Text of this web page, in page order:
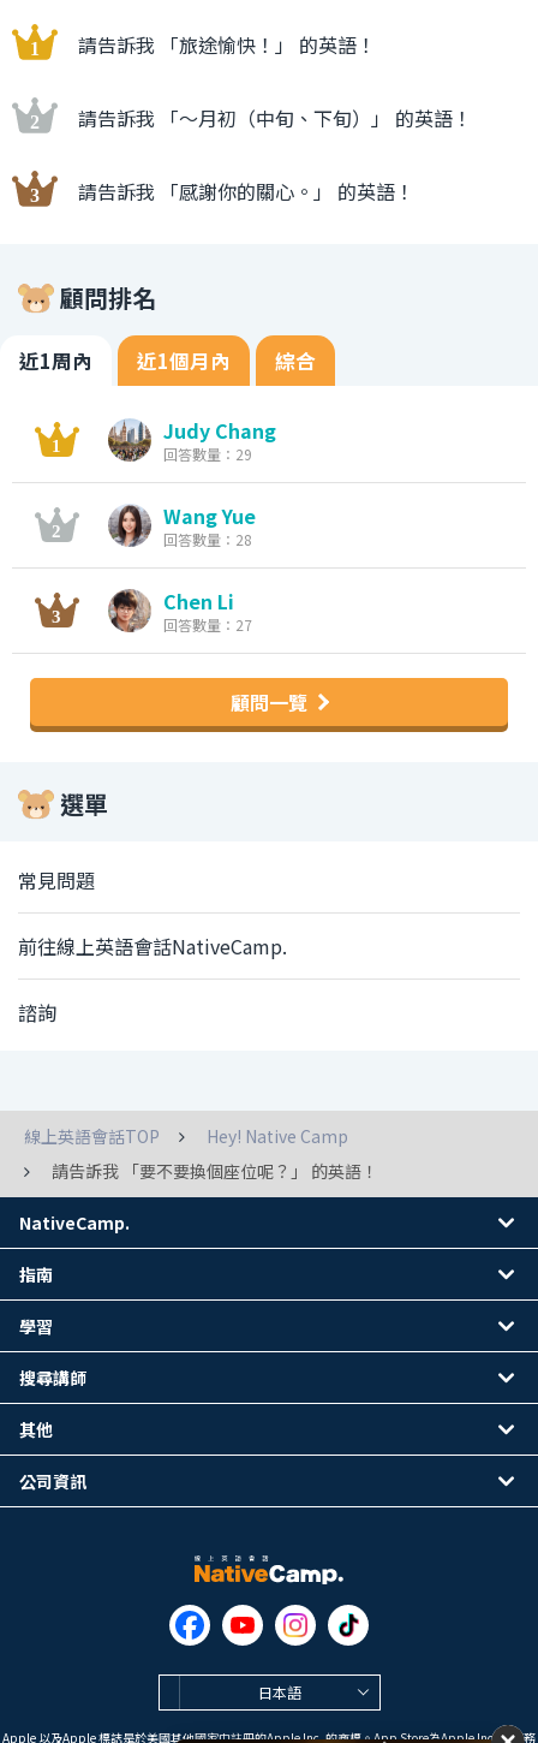
請告訴我 「旅途愉快！」 的英語！
請告訴我 「〜月初（中旬、下旬）」 的英語！
請告訴我 「感謝你的關心。」 的英語！
顧問排名
近1周內 近1個月內 綜合
Judy Chang
回答數量：29
Wang Yue
回答數量：28
Chen Li
回答數量：27
顧問一覽
選單
常見問題
前往線上英語會話NativeCamp.
諮詢
線上英語會話TOP
Hey! Native Camp
請告訴我 「要不要換個座位呢？」 的英語！
日本語
Apple 以及Apple 標誌是於美國其他國家中註冊的Apple Inc. 的商標。App Store為Apple Inc. 的服務
NativeCamp.
指南
學習
搜尋講師
其他
公司資訊